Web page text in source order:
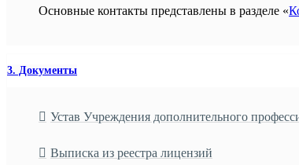
Основные контакты представлены в разделе «
3. Документы
Устав Учреждения дополнительного
Выписка из реестра лицензий